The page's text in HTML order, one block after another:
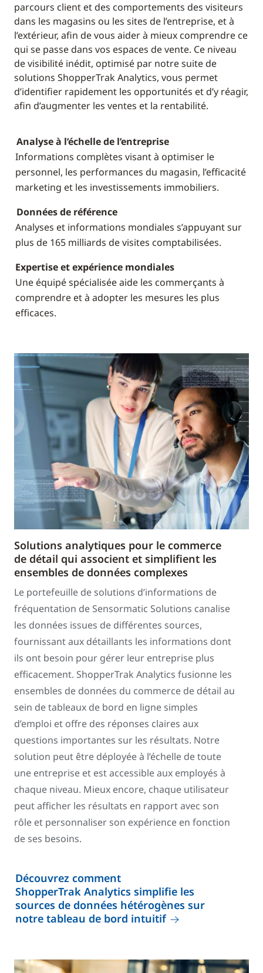
parcours client et des comportements des visiteurs
dans les magasins ou les sites de l’entreprise, et à
l’extérieur, afin de vous aider à mieux comprendre ce
qui se passe dans vos espaces de vente. Ce niveau
de visibilité inédit, optimisé par notre suite de
solutions ShopperTrak Analytics, vous permet
d’identifier rapidement les opportunités et d’y réagir,
afin d’augmenter les ventes et la rentabilité.
Analyse à l’échelle de l’entreprise
Informations complètes visant à optimiser le
personnel, les performances du magasin, l’efficacité
marketing et les investissements immobiliers.
Données de référence
Analyses et informations mondiales s’appuyant sur
plus de 165 milliards de visites comptabilisées.
Expertise et expérience mondiales
Une équipé spécialisée aide les commerçants à
comprendre et à adopter les mesures les plus
efficaces.
Solutions analytiques pour le commerce
de détail qui associent et simplifient les
ensembles de données complexes
Le portefeuille de solutions d’informations de
fréquentation de Sensormatic Solutions canalise
les données issues de différentes sources,
fournissant aux détaillants les informations dont
ils ont besoin pour gérer leur entreprise plus
efficacement. ShopperTrak Analytics fusionne les
ensembles de données du commerce de détail au
sein de tableaux de bord en ligne simples
d’emploi et offre des réponses claires aux
questions importantes sur les résultats. Notre
solution peut être déployée à l’échelle de toute
une entreprise et est accessible aux employés à
chaque niveau. Mieux encore, chaque utilisateur
peut afficher les résultats en rapport avec son
rôle et personnaliser son expérience en fonction
de ses besoins.
Découvrez comment
ShopperTrak Analytics simplifie les
sources de données hétérogènes sur
notre tableau de bord intuitif